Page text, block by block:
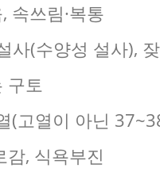
속쓰림·복통
사(수양성 설사),
구토
(고열이 아닌
감, 식욕부진